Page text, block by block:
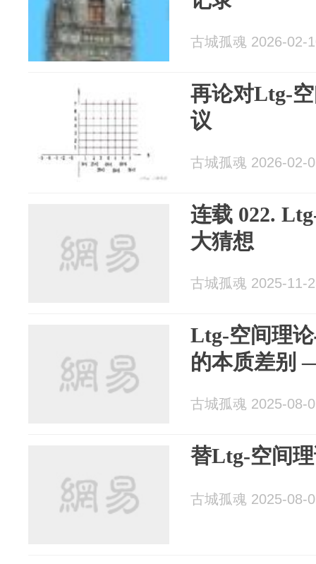
古城孤魂 2026-02-
再论对Ltg-
议
古城孤魂 2026-02-
连载 022.
大猜想
古城孤魂 2025-11-
Ltg-空间理
古城孤魂 2025-08-
替Ltg-空间
古城孤魂 2025-08-